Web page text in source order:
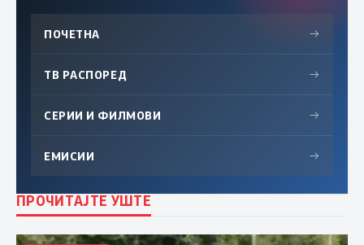
ПОЧЕТНА →
ТВ РАСПОРЕД →
СЕРИИ И ФИЛМОВИ →
ЕМИСИИ →
ПРОЧИТАЈТЕ УШТЕ